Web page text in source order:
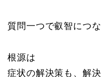
質問一つで叡智につな
根源は
症状の解決策も、解